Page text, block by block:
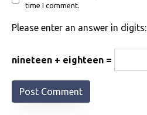
time I comment.
Please enter an answer in digits:
nineteen + eighteen =